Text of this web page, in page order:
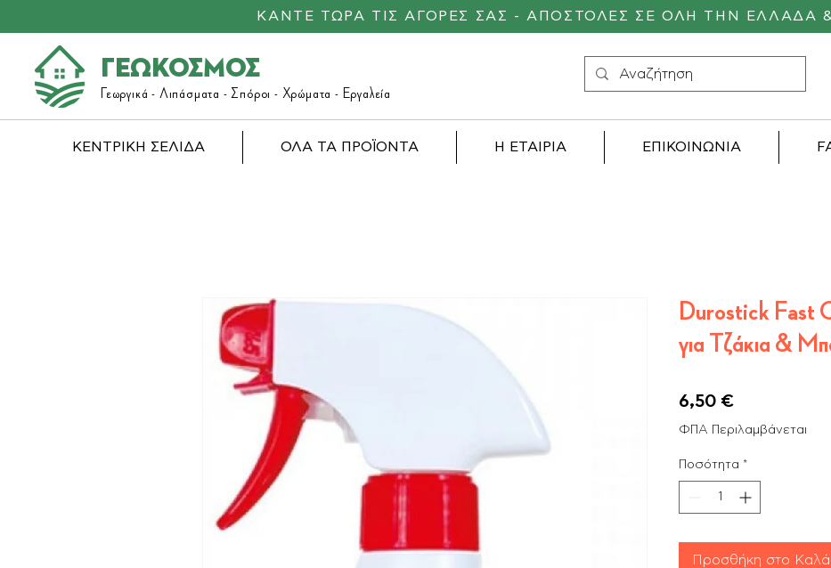
ΓΕΩΚΟΣΜΟΣ
Γεωργικά - Λιπάσματα - Σπόροι - Χρώματα - Εργαλεία
ΚΕΝΤΡΙΚΗ ΣΕΛΙΔΑ ΟΛΑ ΤΑ ΠΡΟΪΟΝΤΑ Η ΕΤΑΙΡΙΑ ΕΠΙΚΟΙΝΩΝΙΑ
ΚΑΝΤΕ ΤΩΡΑ ΤΙΣ ΑΓΟΡΕΣ ΣΑΣ - ΑΠΟΣΤΟΛΕΣ ΣΕ ΟΛΗ ΤΗΝ ΕΛΛΑΔΑ
Durostick Fast
για Τζάκια &
6,50 €Τιμή
ΦΠΑ Περιλαμβάνεται
Ποσότητα *
Προσθήκη στο